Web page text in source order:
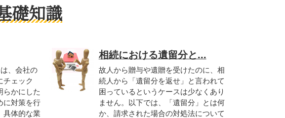
礎知識
、会社の
チェック
らかにした
に対策を行
具体的な業
相続における遺留分と...
故人から贈与や遺贈を受けたのに、相
続人から「遺留分を返せ」と言われて
困っているというケースは少なくあり
ません。以下では、「遺留分」とは何
か、請求された場合の対処法について